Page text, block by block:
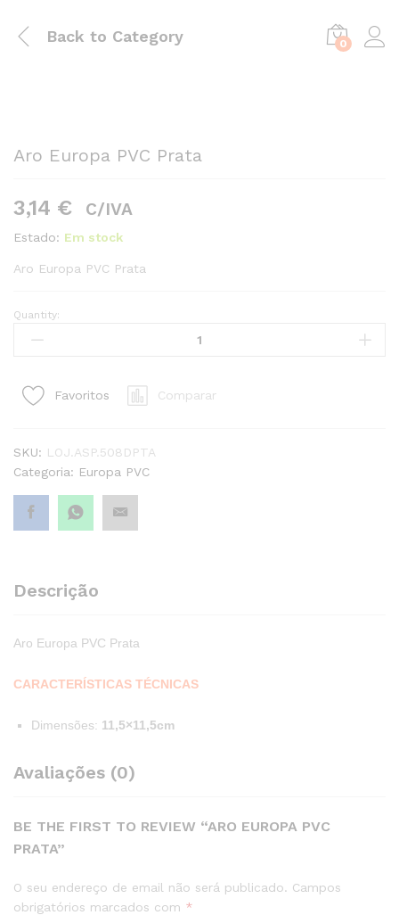
Back to Category 0
Aro Europa PVC Prata
3,14 € C/IVA
Estado: Em stock
Aro Europa PVC Prata
Aro
Europa
quantity1
Quantity:
Favoritos Comparar
SKU: LOJ.ASP.508DPTA
Categoria: Europa PVC
Descrição
Aro Europa PVC Prata
CARACTERÍSTICAS TÉCNICAS
Dimensões: 11,5×11,5cm
Avaliações (0)
BE THE FIRST TO REVIEW “ARO EUROPA PVC
PRATA”
O seu endereço de email não será publicado. Campos
obrigatórios marcados com *